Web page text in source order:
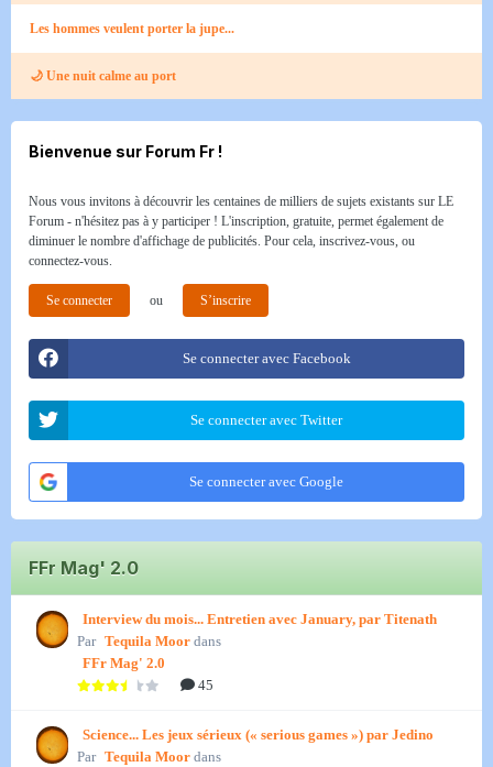
Les hommes veulent porter la jupe...
🌙 Une nuit calme au port​
Bienvenue sur Forum Fr !
Nous vous invitons à découvrir les centaines de milliers de sujets existants sur LE
Forum - n'hésitez pas à y participer ! L'inscription, gratuite, permet également de
diminuer le nombre d'affichage de publicités. Pour cela, inscrivez-vous, ou
connectez-vous.
Se connecter ou S’inscrire
Se connecter avec Facebook
Se connecter avec Twitter
Se connecter avec Google
FFr Mag' 2.0
Interview du mois... Entretien avec January, par Titenath
Par Tequila Moor dans
FFr Mag' 2.0
45
Science... Les jeux sérieux (« serious games ») par Jedino
Par Tequila Moor dans